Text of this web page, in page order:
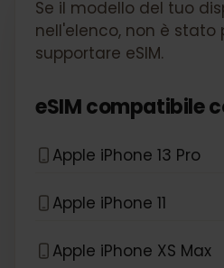
Se il modello del tuo
nell'elenco, non è
supportare eSIM.
eSIM compatibile
Apple iPhone 13 Pro
Apple iPhone 11
Apple iPhone XS Max